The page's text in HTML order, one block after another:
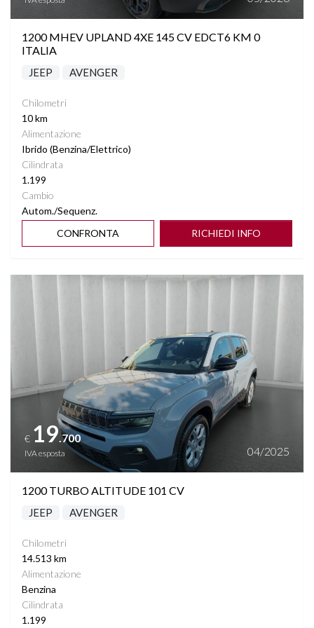
STEREO CON MONITOR TOUCHSCREEN
TELECAMERA POSTERIORE
VIRTUAL COCKPIT
1200 MHEV UPLAND 4XE 145 CV EDCT6 KM 0
ITALIA
JEEP AVENGER
Chilometri
10 km
Alimentazione
Ibrido (Benzina/Elettrico)
Cilindrata
1.199
Cambio
Autom./Sequenz.
CONFRONTA
RICHIEDI INFO
Vedi dettagli
€ 19.700
IVA esposta 04/2025
1200 TURBO ALTITUDE 101 CV
JEEP AVENGER
Chilometri
14.513 km
Alimentazione
Benzina
Cilindrata
1.199